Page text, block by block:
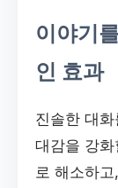
이야기
인 효과
진솔한 대
대감을 강
로 해소하